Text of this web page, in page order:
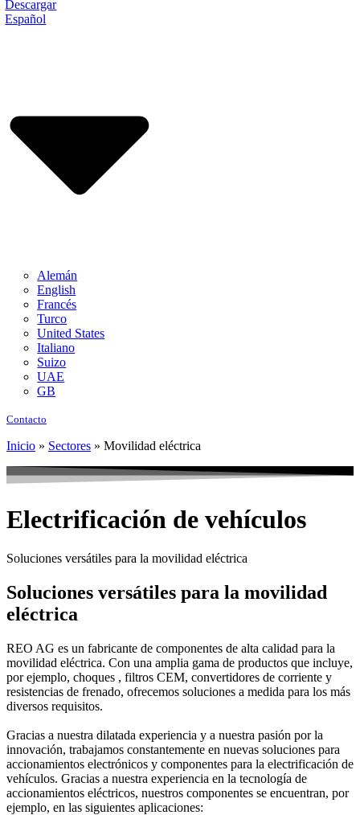
Descargar
Español
Alemán
English
Francés
Turco
United States
Italiano
Suizo
UAE
GB
Contacto
Inicio » Sectores » Movilidad eléctrica
Electrificación de vehículos
Soluciones versátiles para la movilidad eléctrica
Soluciones versátiles para la movilidad
eléctrica
REO AG es un fabricante de componentes de alta calidad para la
movilidad eléctrica. Con una amplia gama de productos que incluye,
por ejemplo, choques , filtros CEM, convertidores de corriente y
resistencias de frenado, ofrecemos soluciones a medida para los más
diversos requisitos.
Gracias a nuestra dilatada experiencia y a nuestra pasión por la
innovación, trabajamos constantemente en nuevas soluciones para
accionamientos electrónicos y componentes para la electrificación de
vehículos. Gracias a nuestra experiencia en la tecnología de
accionamientos eléctricos, nuestros componentes se encuentran, por
ejemplo, en las siguientes aplicaciones: